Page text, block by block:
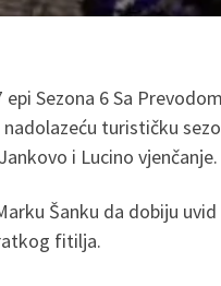
Sezona 6 Sa
turističku
i Lucino vjenčanje.
Šanku da dobiju
fitilja.